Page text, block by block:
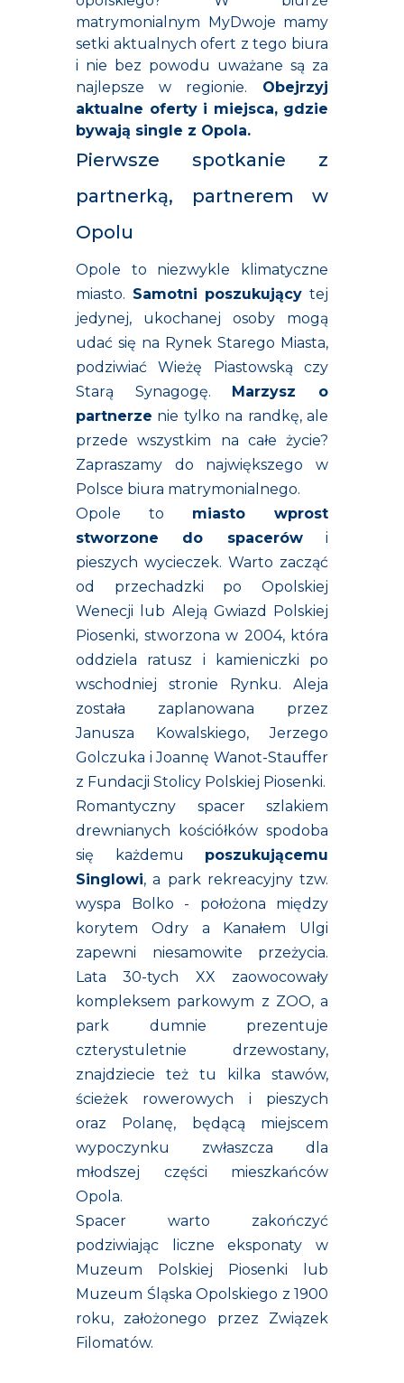
matrymonialnym MyDwoje mamy
setki aktualnych ofert z tego biura
i nie bez powodu uważane są za
najlepsze w regionie. Obejrzyj
aktualne oferty i miejsca, gdzie
bywają single z Opola.
Pierwsze spotkanie z
partnerką, partnerem w
Opolu
Opole to niezwykle klimatyczne
miasto. Samotni poszukujący tej
jedynej, ukochanej osoby mogą
udać się na Rynek Starego Miasta,
podziwiać Wieżę Piastowską czy
Starą Synagogę. Marzysz o
partnerze nie tylko na randkę, ale
przede wszystkim na całe życie?
Zapraszamy do największego w
Polsce biura matrymonialnego.
Opole to miasto wprost
stworzone do spacerówi
pieszych wycieczek. Warto zacząć
od przechadzki po Opolskiej
Wenecji lub Aleją Gwiazd Polskiej
Piosenki, stworzona w 2004, która
oddziela ratusz i kamieniczki po
wschodniej stronie Rynku. Aleja
została zaplanowana przez
Janusza Kowalskiego, Jerzego
Golczuka i Joannę Wanot-Stauffer
z Fundacji Stolicy Polskiej Piosenki.
Romantyczny spacer szlakiem
drewnianych kościółków spodoba
się każdemu poszukującemu
Singlowi, a park rekreacyjny tzw.
wyspa Bolko - położona między
korytem Odry a Kanałem Ulgi
zapewni niesamowite przeżycia.
Lata 30-tych XX zaowocowały
kompleksem parkowym z ZOO, a
park dumnie prezentuje
czterystuletnie drzewostany,
znajdziecie też tu kilka stawów,
ścieżek rowerowych i pieszych
oraz Polanę, będącą miejscem
wypoczynku zwłaszcza dla
młodszej części mieszkańców
Opola.
Spacer warto zakończyć
podziwiając liczne eksponaty w
Muzeum Polskiej Piosenki lub
Muzeum Śląska Opolskiego z 1900
roku, założonego przez Związek
Filomatów.